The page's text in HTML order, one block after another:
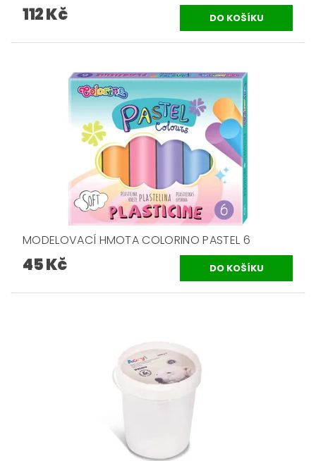
112 Kč
MODELOVACÍ HMOTA COLORINO PASTEL 6
45 Kč